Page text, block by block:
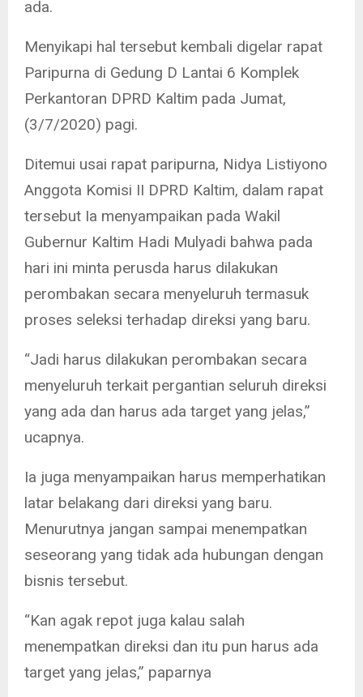
ada.
Menyikapi hal tersebut kembali digelar rapat
Paripurna di Gedung D Lantai 6 Komplek
Perkantoran DPRD Kaltim pada Jumat,
(3/7/2020) pagi.
Ditemui usai rapat paripurna, Nidya Listiyono
Anggota Komisi II DPRD Kaltim, dalam rapat
tersebut Ia menyampaikan pada Wakil
Gubernur Kaltim Hadi Mulyadi bahwa pada
hari ini minta perusda harus dilakukan
perombakan secara menyeluruh termasuk
proses seleksi terhadap direksi yang baru.
“Jadi harus dilakukan perombakan secara
menyeluruh terkait pergantian seluruh direksi
yang ada dan harus ada target yang jelas,”
ucapnya.
Ia juga menyampaikan harus memperhatikan
latar belakang dari direksi yang baru.
Menurutnya jangan sampai menempatkan
seseorang yang tidak ada hubungan dengan
bisnis tersebut.
“Kan agak repot juga kalau salah
menempatkan direksi dan itu pun harus ada
target yang jelas,” paparnya